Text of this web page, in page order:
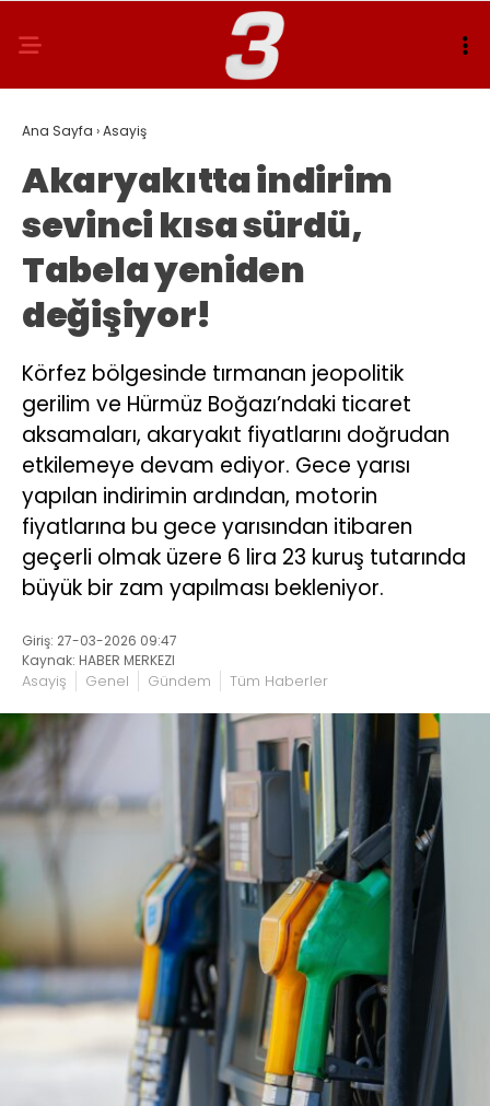
Ana Sayfa ›Asayiş
Akaryakıtta indirim
sevinci kısa sürdü,
Tabela yeniden
değişiyor!
Körfez bölgesinde tırmanan jeopolitik
gerilim ve Hürmüz Boğazı’ndaki ticaret
aksamaları, akaryakıt fiyatlarını doğrudan
etkilemeye devam ediyor. Gece yarısı
yapılan indirimin ardından, motorin
fiyatlarına bu gece yarısından itibaren
geçerli olmak üzere 6 lira 23 kuruş tutarında
büyük bir zam yapılması bekleniyor.
Giriş: 27-03-2026 09:47
Kaynak: HABER MERKEZI
Asayiş Genel Gündem Tüm Haberler